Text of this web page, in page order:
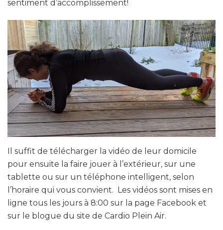
sentiment d’accomplissement!
Il suffit de télécharger la vidéo de leur domicile
pour ensuite la faire jouer à l’extérieur, sur une
tablette ou sur un téléphone intelligent, selon
l’horaire qui vous convient. Les vidéos sont mises en
ligne tous les jours à 8:00 sur la page Facebook et
sur le blogue du site de Cardio Plein Air.